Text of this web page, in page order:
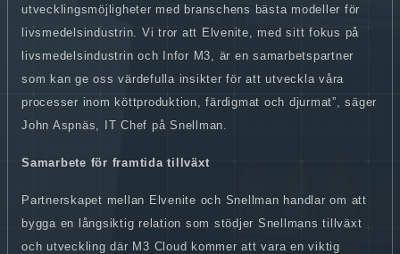
utvecklingsmöjligheter med branschens bästa modeller för
livsmedelsindustrin. Vi tror att Elvenite, med sitt fokus på
livsmedelsindustrin och Infor M3, är en samarbetspartner
som kan ge oss värdefulla insikter för att utveckla våra
processer inom köttproduktion, färdigmat och djurmat”, säger
John Aspnäs, IT Chef på Snellman.
Samarbete för framtida tillväxt
Partnerskapet mellan Elvenite och Snellman handlar om att
bygga en långsiktig relation som stödjer Snellmans tillväxt
och utveckling där M3 Cloud kommer att vara en viktig